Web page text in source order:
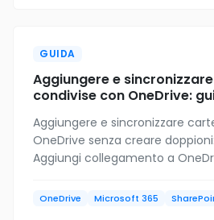
GUIDA
Aggiungere e
condivise con OneDrive:
Aggiungere e sincronizzare
OneDrive senza creare
Aggiungi collegamento a
pratica per PMI.
OneDrive Microsoft 365